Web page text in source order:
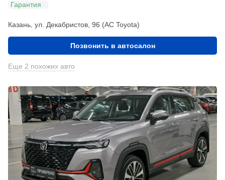
Гарантия
Казань, ул. Декабристов, 96 (АС Toyota)
Позвонить в автосалон
Еще 2 похожих авто